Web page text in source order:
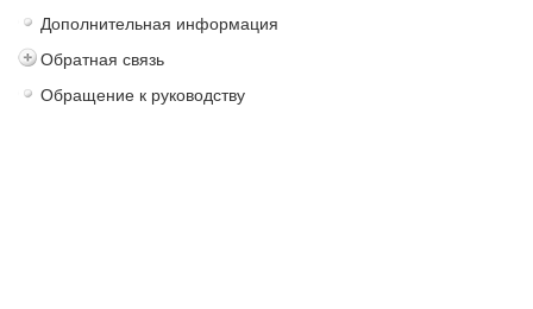
Дополнительная информация
Обратная связь
Обращение к руководству